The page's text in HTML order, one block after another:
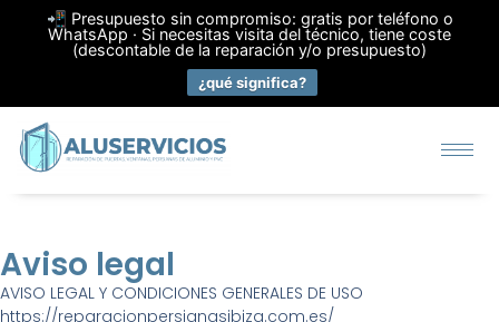
📲 Presupuesto sin compromiso: gratis por teléfono o
WhatsApp · Si necesitas visita del técnico, tiene coste
(descontable de la reparación y/o presupuesto)
¿qué significa?
Aviso legal
AVISO LEGAL Y CONDICIONES GENERALES DE USO
https://reparacionpersianasibiza.com.es/